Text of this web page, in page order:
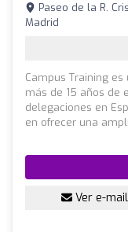
Paseo de la R.
Madrid
Campus Training
más de 15 años de
delegaciones en
en ofrecer una
Ver e-mail